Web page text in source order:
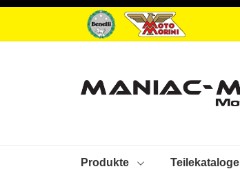
Produkte Teilekataloge